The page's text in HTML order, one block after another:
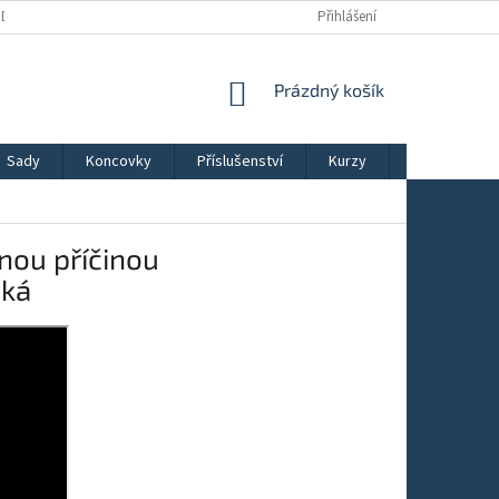
REKLAMAČNÍ ŘÁD
Přihlášení
NÁKUPNÍ
Prázdný košík
Sady Koncovky Příslušenství Kurzy
příčinou